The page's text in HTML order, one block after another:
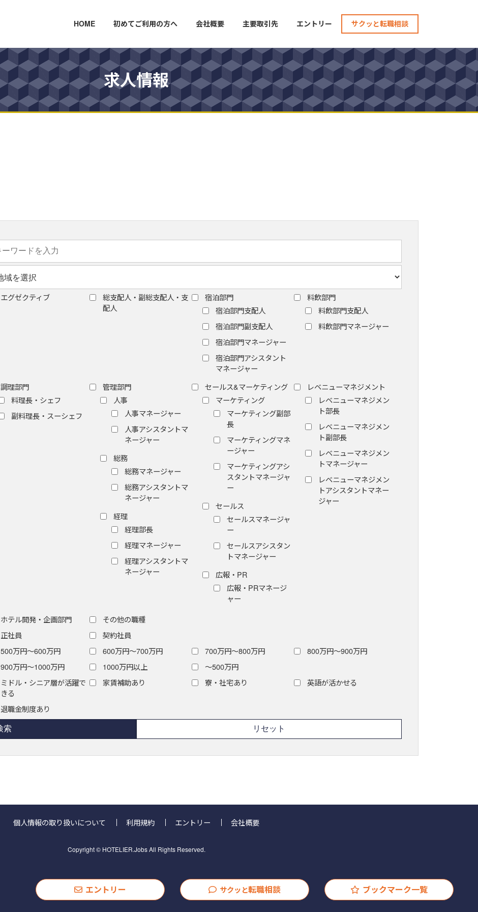
HOME 初めてご利用の方へ 会社概要 主要取引先 エントリー サクッと転職相談
求人情報
エグゼクティブ
総支配人・副総支配人・支
配人
宿泊部門
宿泊部門支配人
宿泊部門副支配人
宿泊部門マネージャー
宿泊部門アシスタント
マネージャー
料飲部門
料飲部門支配人
料飲部門マネージャー
調理部門
料理長・シェフ
副料理長・スーシェフ
管理部門
人事
人事マネージャー
人事アシスタントマ
ネージャー
総務
総務マネージャー
総務アシスタントマ
ネージャー
経理
経理部長
経理マネージャー
経理アシスタントマ
ネージャー
セールス&マーケティング
マーケティング
マーケティング副部
長
マーケティングマネ
ージャー
マーケティングアシ
スタントマネージャ
ー
セールス
セールスマネージャ
ー
セールスアシスタン
トマネージャー
広報・PR
広報・PRマネージ
ャー
レベニューマネジメント
レベニューマネジメン
ト部長
レベニューマネジメン
ト副部長
レベニューマネジメン
トマネージャー
レベニューマネジメン
トアシスタントマネー
ジャー
ホテル開発・企画部門 その他の職種
正社員 契約社員
500万円～600万円 600万円～700万円 700万円～800万円
800万円～900万円
900万円～1000万円
1000万円以上 〜500万円
ミドル・シニア層が活躍で
きる
家賃補助あり 寮・社宅あり 英語が活かせる
退職金制度あり
エントリー サクッと転職相談 ブックマーク一覧
個人情報の取り扱いについて 利用規約 エントリー 会社概要
Copyright © HOTELIER.Jobs All Rights Reserved.